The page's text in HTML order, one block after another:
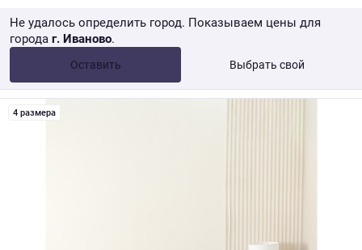
Не удалось определить город. Показываем цены для
города г. Иваново.
Оставить Выбрать свой
от 10 000 ₽ Розница → WB
4 размера